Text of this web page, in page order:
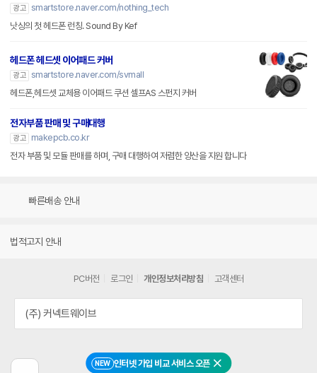
NEW 인터넷 가입 비교 서비스 오픈 닫기
광고 smartstore.naver.com/nothing_tech
낫싱의 첫 헤드폰 런칭. Sound By Kef
헤드폰 헤드셋 이어패드 커버
광고 smartstore.naver.com/svmall
헤드폰,헤드셋 교체용 이어패드 쿠션 셀프AS 스펀지 커버
전자부품 판매 및 구매대행
광고
makepcb.co.kr
전자 부품 및 모듈 판매를 하며, 구매 대행하여 저렴한 양산을 지원 합니다
빠른배송 안내
법적고지 안내
PC버전 로그인 개인정보처리방침 고객센터
(주) 커넥트웨이브